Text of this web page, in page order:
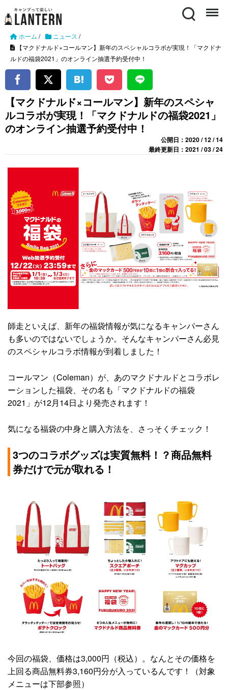
Search Menu
ホーム / ニュース /
【マクドナルド×コールマン】新年のスペシャルコラボが実現！「マクドナ
ルドの福袋2021」のオンライン抽選予約受付中！
【マクドナルド×コールマン】新年のスペシャ
ルコラボが実現！「マクドナルドの福袋2021」
のオンライン抽選予約受付中！
公開日：2020 / 12 / 14
最終更新日：2021 / 03 / 24
師走といえば、新年の福袋情報が気になるキャンパーさん
も多いのではないでしょうか。そんなキャンパーさん必見
のスペシャルコラボ情報が到着しました！
コールマン（Coleman）が、あのマクドナルドとコラボレ
ーションした福袋、その名も「マクドナルドの福袋
2021」が12月14日より発売されます！
気になる福袋の中身と購入方法を、さっそくチェック！
3つのコラボグッズは実質無料！？商品無料
券だけで元が取れる！
今回の福袋、価格は3,000円（税込）。なんとその価格を
上回る商品無料券3,160円分が入っているんです！（対象
メニューは下部参照）